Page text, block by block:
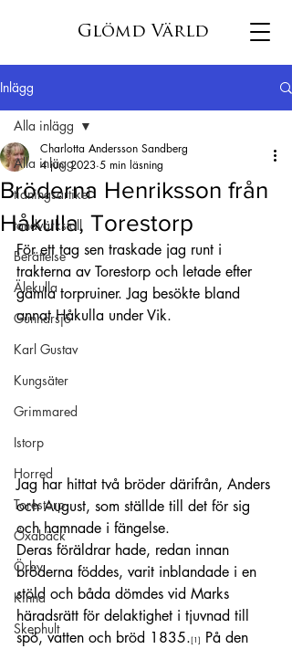
Glömd Värld
Inlägg
Alla inlägg
tidningsartikel
tandvärkstall
Berättelse
Älekulla
Gunnarsjö
Karl Gustav
Kungsäter
Grimmared
Istorp
Horred
Torestorp
Öxabäck
Örby
Kinna
Skephult
Alla inlägg
Bröderna Henriksson från
Håkulla, Torestorp
Charlotta Andersson Sandberg
4 juni 2023 5 min läsning
För ett tag sen traskade jag runt i
trakterna av Torestorp och letade efter
gamla torpruiner. Jag besökte bland
annat Håkulla under Vik.
Jag har hittat två bröder därifrån, Anders
och August, som ställde till det för sig
och hamnade i fängelse.
Deras föräldrar hade, redan innan
bröderna föddes, varit inblandade i en
stöld och båda dömdes vid Marks
häradsrätt för delaktighet i tjuvnad till
spö, vatten och bröd 1835.[1]
På den